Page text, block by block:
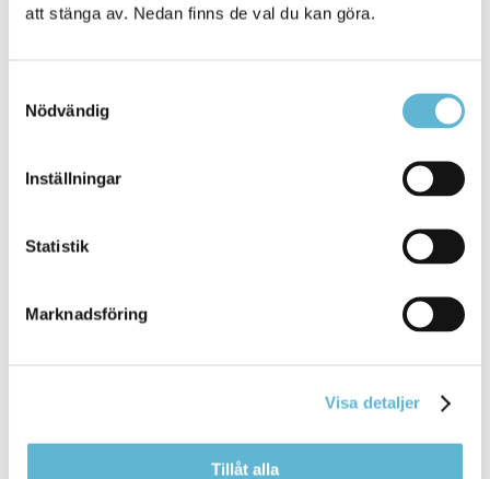
att stänga av. Nedan finns de val du kan göra.
Nödvändig
Inställningar
Statistik
Marknadsföring
Visa detaljer
Tillåt alla
KONTAKT
Besöksadress
Postadress
Box 18, 295 21 Bromölla